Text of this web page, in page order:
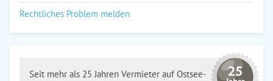
Rechtliches Problem melden
Seit mehr als 25 Jahren Vermieter auf Ostsee-